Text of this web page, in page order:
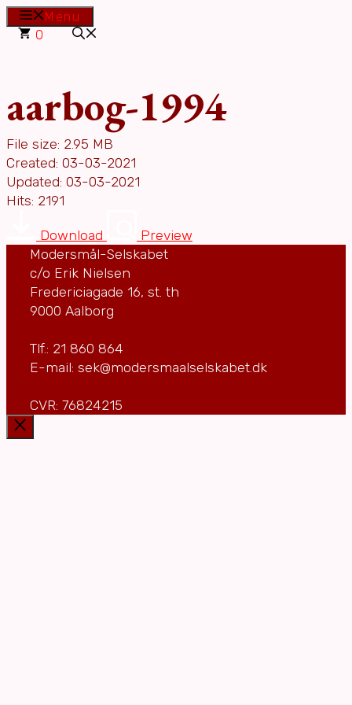
Hop
Menu
0
aarbog-1994
File size: 2.95 MB
Created: 03-03-2021
Updated: 03-03-2021
Hits: 2191
Download
Preview
Modersmål-Selskabet
c/o Erik Nielsen
Fredericiagade 16, st. th
9000 Aalborg
Tlf.: 21 860 864
E-mail: sek@modersmaalselskabet.dk
CVR: 76824215
Luk